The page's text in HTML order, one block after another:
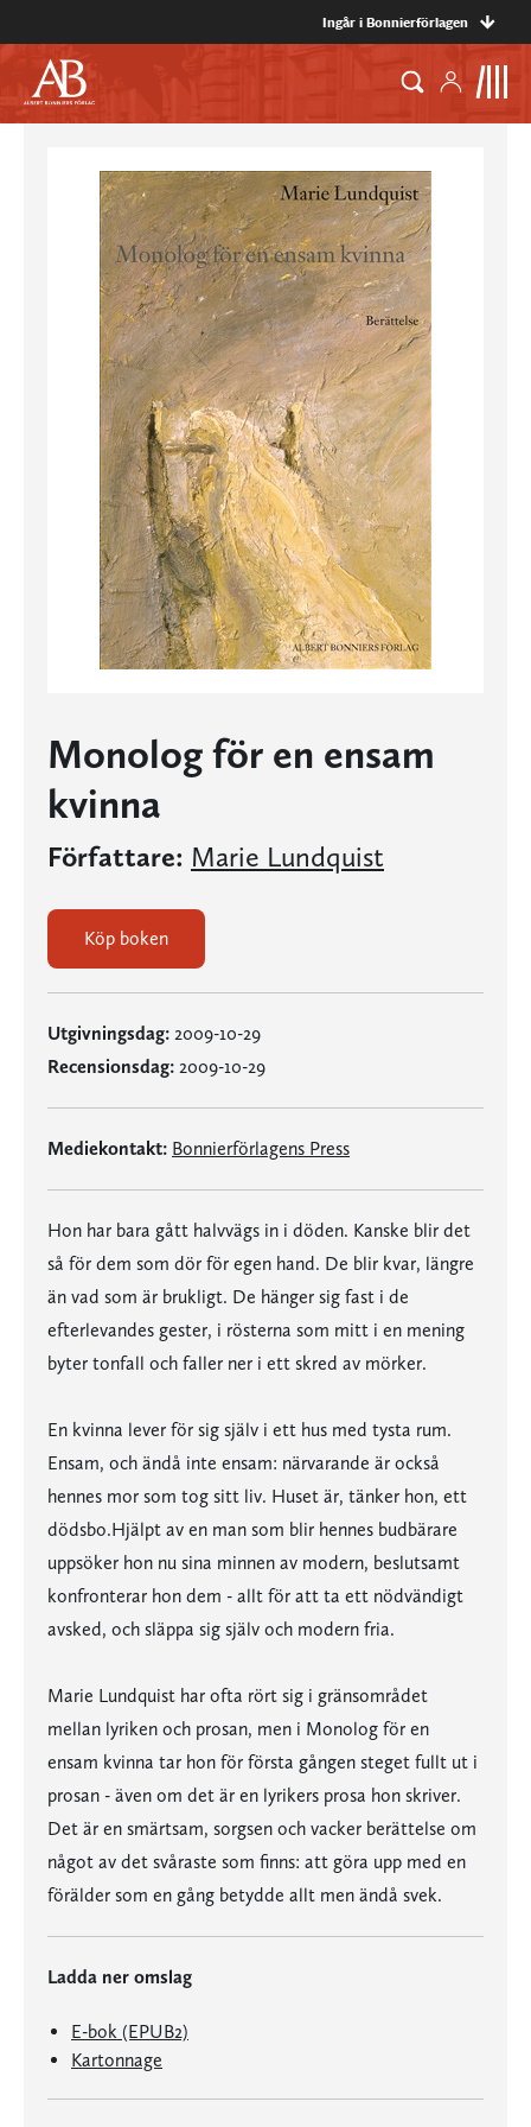
Ingår i Bonnierförlagen
Monolog för en ensam
kvinna
Författare: Marie Lundquist
Köp boken
Utgivningsdag: 2009-10-29
Recensionsdag: 2009-10-29
Mediekontakt: Bonnierförlagens Press
Hon har bara gått halvvägs in i döden. Kanske blir det
så för dem som dör för egen hand. De blir kvar, längre
än vad som är brukligt. De hänger sig fast i de
efterlevandes gester, i rösterna som mitt i en mening
byter tonfall och faller ner i ett skred av mörker.
En kvinna lever för sig själv i ett hus med tysta rum.
Ensam, och ändå inte ensam: närvarande är också
hennes mor som tog sitt liv. Huset är, tänker hon, ett
dödsbo.Hjälpt av en man som blir hennes budbärare
uppsöker hon nu sina minnen av modern, beslutsamt
konfronterar hon dem - allt för att ta ett nödvändigt
avsked, och släppa sig själv och modern fria.
Marie Lundquist har ofta rört sig i gränsområdet
mellan lyriken och prosan, men i Monolog för en
ensam kvinna tar hon för första gången steget fullt ut i
prosan - även om det är en lyrikers prosa hon skriver.
Det är en smärtsam, sorgsen och vacker berättelse om
något av det svåraste som finns: att göra upp med en
förälder som en gång betydde allt men ändå svek.
Ladda ner omslag
E-bok (EPUB2)
Kartonnage